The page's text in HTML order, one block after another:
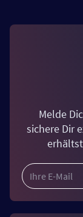
Melde
sichere Dir